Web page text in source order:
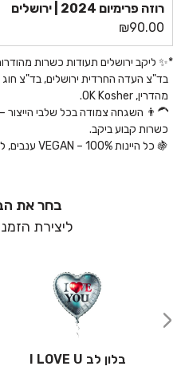
רוזה פרימיום 2024 | ירושלים
₪90.00
*✨ ליקב ירושלים תעודות כשרות
בד"צ העדה החרדית ירושלים, בד"צ חוג
מהדרין, OK Kosher.
👨‍🦱 השגחה צמודה בכל שלבי
כשרות קבוע ביקב.
🍇 כל היינות VEGAN – 100% ענבים, ללא תוספים מן החי.
בחר את
ליצירת
בלון לב I LOVE U
‹